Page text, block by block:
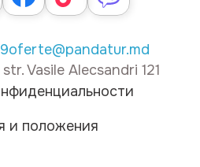
oferte@pandatur.md
Vasile Alecsandri 121
и положения